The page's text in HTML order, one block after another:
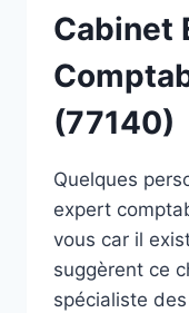
Cabinet
(77140)
Quelques
expert
vous car il
suggèrent ce
spécialiste